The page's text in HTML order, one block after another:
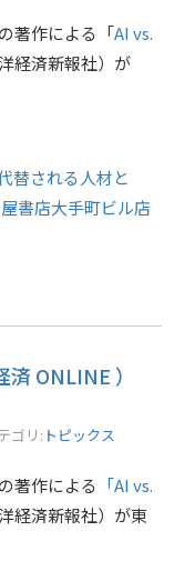
著作による「AI vs.
経済新報社）が
替される人材と
書店大手町ビル店
ONLINE ）
ゴリ: トピックス
著作による
「AI vs.
経済新報社）が東